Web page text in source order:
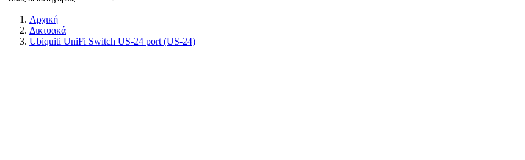
Αρχική
Δικτυακά
Ubiquiti UniFi Switch US-24 port (US-24)